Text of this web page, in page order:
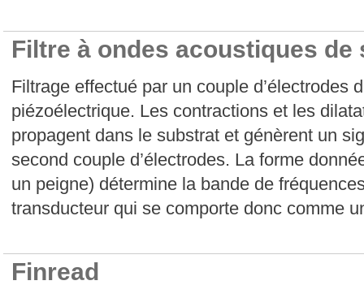
Filtre à ondes acoustiques de
Filtrage effectué par un couple d’électrodes
piézoélectrique. Les contractions et les
propagent dans le substrat et génèrent un
second couple d’électrodes. La forme
un peigne) détermine la bande de
transducteur qui se comporte donc comme
Finread